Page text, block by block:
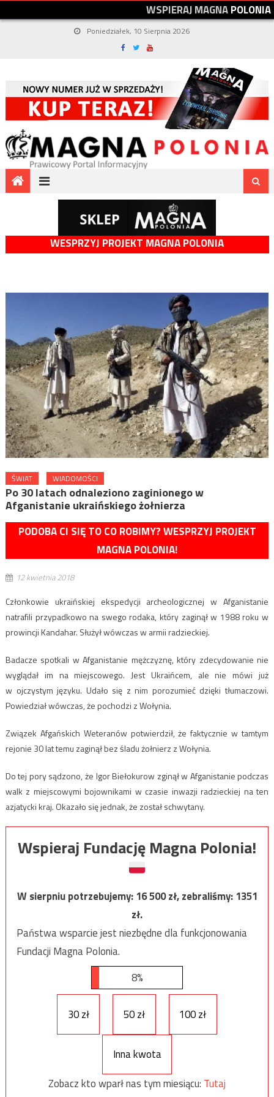
WSPIERAJMAGNAPOLONIA
Poniedziałek, 10 Sierpnia 2026
WESPRZYJ PROJEKT MAGNA POLONIA
ŚWIAT WIADOMOŚCI
Po 30 latach odnaleziono zaginionego w
Afganistanie ukraińskiego żołnierza
PODOBA CI SIĘ TO CO ROBIMY? WESPRZYJ PROJEKT
MAGNA POLONIA!
12 kwietnia 2018
Członkowie ukraińskiej ekspedycji archeologicznej w Afganistanie
natrafili przypadkowo na swego rodaka, który zaginął w 1988 roku w
prowincji Kandahar. Służył wówczas w armii radzieckiej.
Badacze spotkali w Afganistanie mężczyznę, który zdecydowanie nie
wyglądał im na miejscowego. Jest Ukraińcem, ale nie mówi już
w ojczystym języku. Udało się z nim porozumieć dzięki tłumaczowi.
Powiedział wówczas, że pochodzi z Wołynia.
Związek Afgańskich Weteranów potwierdził, że faktycznie w tamtym
rejonie 30 lat temu zaginął bez śladu żołnierz z Wołynia.
Do tej pory sądzono, że Igor Biełokurow zginął w Afganistanie podczas
walk z miejscowymi bojownikami w czasie inwazji radzieckiej na ten
azjatycki kraj. Okazało się jednak, że został schwytany.
Wspieraj Fundację Magna Polonia!
W sierpniu potrzebujemy:16 500zł, zebraliśmy:1351
zł.
Państwa wsparcie jest niezbędne dla funkcjonowania
Fundacji Magna Polonia.
8%
30 zł 50 zł 100 zł
Inna kwota
Zobacz kto wparł nas tym miesiącu: Tutaj